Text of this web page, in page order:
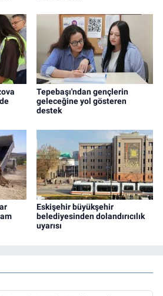
Tepebaşı'ndan gençlerin
geleceğine yol gösteren
destek
Eskişehir büyükşehir
belediyesinden dolandırıcılık
uyarısı